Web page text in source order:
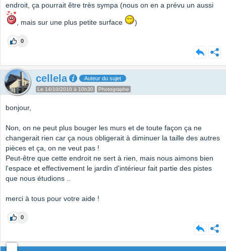
endroit, ça pourrait être très sympa (nous on en a prévu un aussi
, mais sur une plus petite surface )
0
cellela Auteur du sujet
Le 14/10/2010 à 10h30 Photographe
bonjour,
Non, on ne peut plus bouger les murs et de toute façon ça ne
changerait rien car ça nous obligerait à diminuer la taille des autres
pièces et ça, on ne veut pas !
Peut-être que cette endroit ne sert à rien, mais nous aimons bien
l'espace et effectivement le jardin d'intérieur fait partie des pistes
que nous étudions ..
merci à tous pour votre aide !
0